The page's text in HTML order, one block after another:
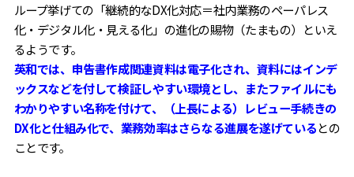
ループ挙げての「継続的なDX化対応＝社内業務のペーパレス
化・デジタル化・見える化」の進化の賜物（たまもの）といえ
るようです。
英和では、申告書作成関連資料は電子化され、資料にはインデ
ックスなどを付して検証しやすい環境とし、またファイルにも
わかりやすい名称を付けて、（上長による）レビュー手続きの
DX化と仕組み化で、業務効率はさらなる進展を遂げているとの
ことです。